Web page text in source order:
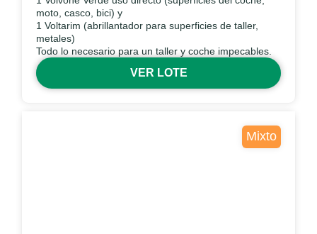
moto, casco, bici) y
1 Voltarim (abrillantador para superficies de taller,
metales)
Todo lo necesario para un taller y coche impecables.
VER LOTE
Mixto